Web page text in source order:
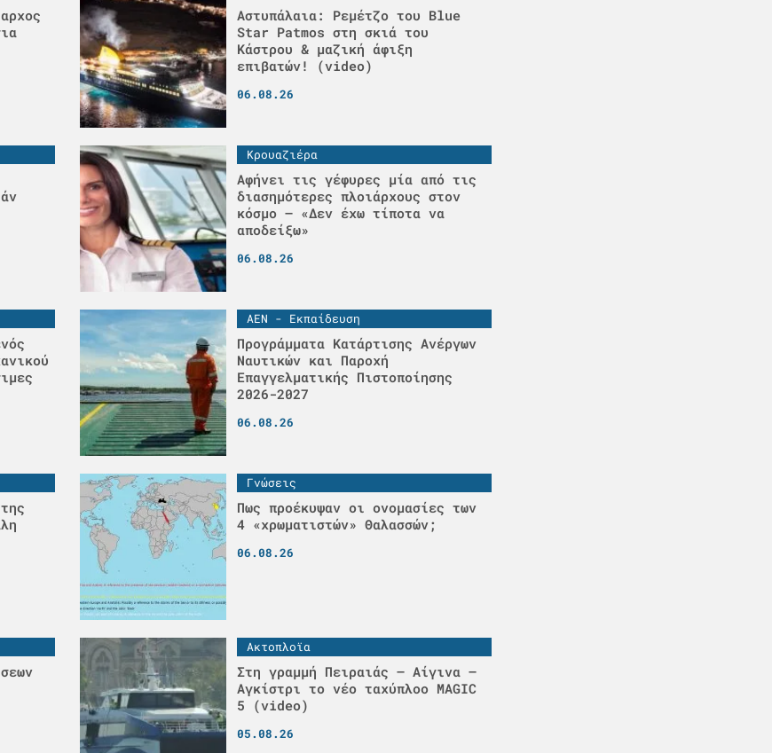
Αστυπάλαια: Ρεμέτζο του Blue
Star Patmos στη σκιά του
Κάστρου & μαζική άφιξη
επιβατών! (video)
06.08.26
Κρουαζιέρα
Αφήνει τις γέφυρες μία από τις
διασημότερες πλοιάρχους στον
κόσμο – «Δεν έχω τίποτα να
αποδείξω»
06.08.26
ΑΕΝ - Εκπαίδευση
Προγράμματα Κατάρτισης Ανέργων
Ναυτικών και Παροχή
Επαγγελματικής Πιστοποίησης
2026-2027
06.08.26
Γνώσεις
Πως προέκυψαν οι ονομασίες των
4 «χρωματιστών» Θαλασσών;
06.08.26
Ακτοπλοϊα
Στη γραμμή Πειραιάς – Αίγινα –
Αγκίστρι το νέο ταχύπλοο MAGIC
5 (video)
05.08.26